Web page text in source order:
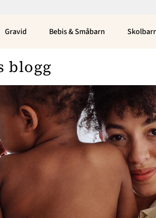
Gravid Bebis & Småbarn
Bloggar
Nina Campioni
Britton
Wiberg
Edlund Winblad
Öhman
Carlson
Om Oss
Annonsera
Om
Kontakta
Hantera
blogg